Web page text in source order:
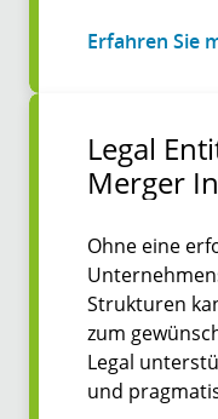
Erfahren Sie
Legal
Merger
Ohne eine
Strukturen
zum
Legal
und